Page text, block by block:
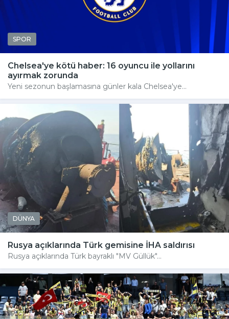
SPOR
Chelsea'ye kötü haber: 16 oyuncu ile yollarını
ayırmak zorunda
Yeni sezonun başlamasına günler kala Chelsea'ye...
DÜNYA
Rusya açıklarında Türk gemisine İHA saldırısı
Rusya açıklarında Türk bayraklı "MV Güllük"...